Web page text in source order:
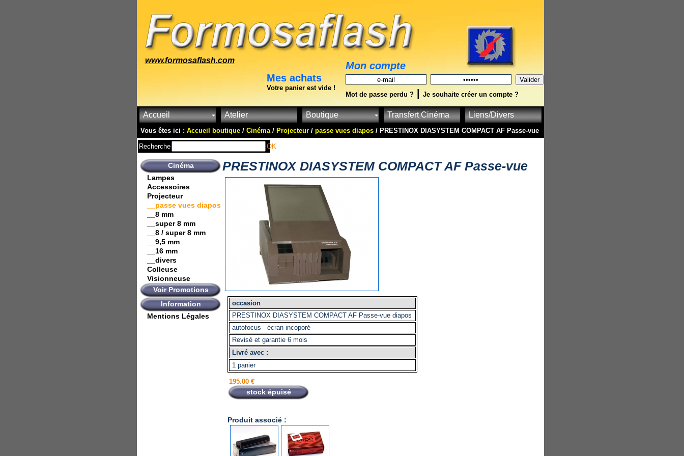
www.formosaflash.com Mon compte
Mot de passe perdu ?| Je souhaite créer un compte ?
Mes achats
Votre panier est vide !
Accueil Atelier Boutique Transfert Cinéma Liens/Divers
Recherche OK
Vous êtes ici : Accueil boutique/ Cinéma/ Projecteur/ passe vues diapos/ PRESTINOX DIASYSTEM COMPACT AF Passe-vue
Cinéma
Lampes
Accessoires
Projecteur
__passe vues diapos
__8 mm
__super 8 mm
__8 / super 8 mm
__9,5 mm
__16 mm
__divers
Colleuse
Visionneuse
Voir Promotions
Information
Mentions Légales
PRESTINOX DIASYSTEM COMPACT AF Passe-vue
occasion
PRESTINOX DIASYSTEM COMPACT AF Passe-vue diapos
autofocus - écran incoporé -
Revisé et garantie 6 mois
Livré avec :
1 panier
195.00 €
stock épuisé
Produit associé :